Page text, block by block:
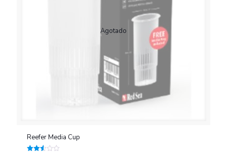
Agotado
Reefer Media Cup